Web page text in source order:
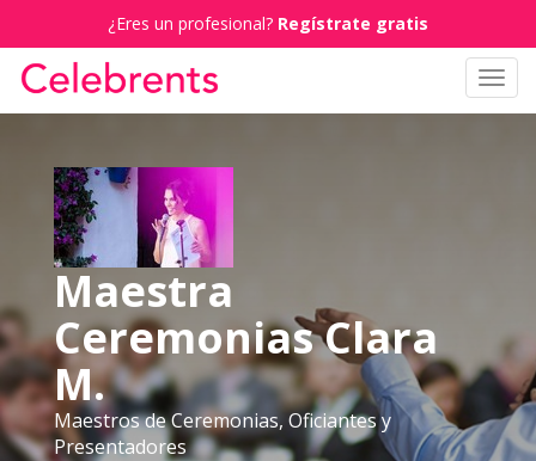
¿Eres un profesional? Regístrate gratis
Maestra
Ceremonias Clara
M.
Maestros de Ceremonias, Oficiantes y
Presentadores